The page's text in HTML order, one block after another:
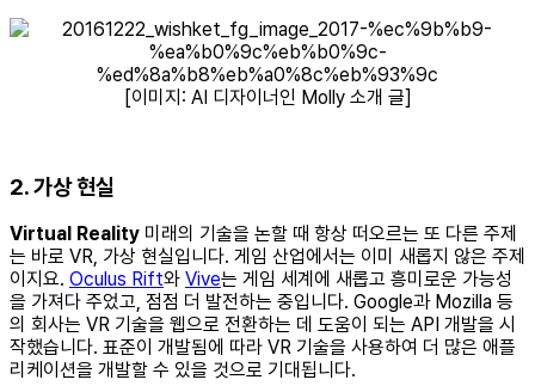
[이미지: AI 디자이너인 Molly 소개 글]
2. 가상 현실
Virtual Reality 미래의 기술을 논할 때 항상 떠오르는 또 다른 주제
는 바로 VR, 가상 현실입니다. 게임 산업에서는 이미 새롭지 않은 주제
이지요. Oculus Rift와 Vive는 게임 세계에 새롭고 흥미로운 가능성
을 가져다 주었고, 점점 더 발전하는 중입니다. Google과 Mozilla 등
의 회사는 VR 기술을 웹으로 전환하는 데 도움이 되는 API 개발을 시
작했습니다. 표준이 개발됨에 따라 VR 기술을 사용하여 더 많은 애플
리케이션을 개발할 수 있을 것으로 기대됩니다.